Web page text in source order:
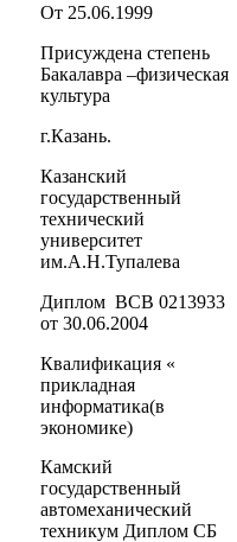
От 25.06.1999
Присуждена степень
Бакалавра –физическая
культура
г.Казань.
Казанский
государственный
технический
университет
им.А.Н.Тупалева
Диплом ВСВ 0213933
от 30.06.2004
Квалификация «
прикладная
информатика(в
экономике)
Камский
государственный
автомеханический
техникум Диплом СБ